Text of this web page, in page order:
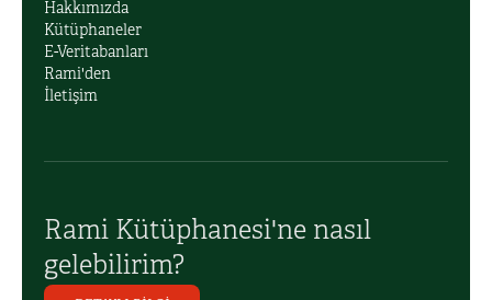
Hakkımızda
Kütüphaneler
E-Veritabanları
Rami'den
İletişim
Rami Kütüphanesi'ne nasıl
gelebilirim?